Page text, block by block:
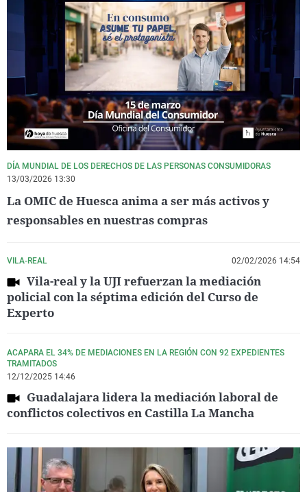
DÍA MUNDIAL DE LOS DERECHOS DE LAS PERSONAS CONSUMIDORAS
13/03/2026 13:30
La OMIC de Huesca anima a ser más activos y
responsables en nuestras compras
VILA-REAL 02/02/2026 14:54
Vila-real y la UJI refuerzan la mediación
policial con la séptima edición del Curso de
Experto
ACAPARA EL 34% DE MEDIACIONES EN LA REGIÓN CON 92 EXPEDIENTES
TRAMITADOS
12/12/2025 14:46
Guadalajara lidera la mediación laboral de
conflictos colectivos en Castilla La Mancha